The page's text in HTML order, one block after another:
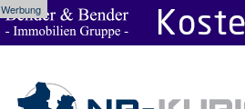
Werbung